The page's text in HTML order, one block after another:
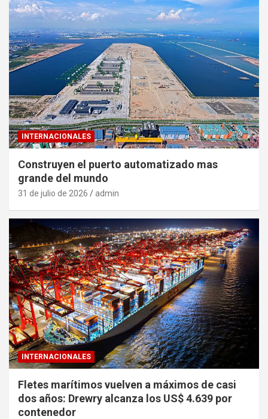
INTERNACIONALES
Construyen el puerto automatizado mas
grande del mundo
31 de julio de 2026 admin
INTERNACIONALES
Fletes marítimos vuelven a máximos de casi
dos años: Drewry alcanza los US$ 4.639 por
contenedor